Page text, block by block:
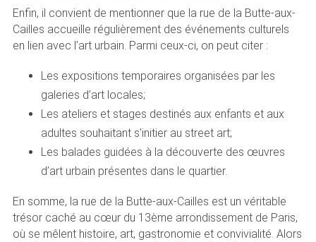
Enfin, il convient de mentionner que la rue de la Butte-aux-
Cailles accueille régulièrement des événements culturels
en lien avec l’art urbain. Parmi ceux-ci, on peut citer :
Les expositions temporaires organisées par les
galeries d’art locales;
Les ateliers et stages destinés aux enfants et aux
adultes souhaitant s’initier au street art;
Les balades guidées à la découverte des œuvres
d’art urbain présentes dans le quartier.
En somme, la rue de la Butte-aux-Cailles est un véritable
trésor caché au cœur du 13ème arrondissement de Paris,
où se mêlent histoire, art, gastronomie et convivialité. Alors